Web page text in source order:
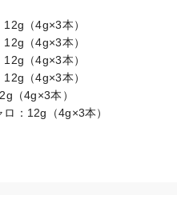
（4g×3本）
（4g×3本）
（4g×3本）
（4g×3本）
（4g×3本）
：12g（4g×3本）